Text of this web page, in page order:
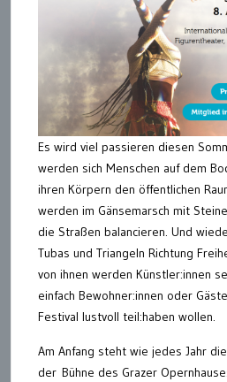
Es wird viel passieren diesen
werden sich Menschen auf dem
ihren Körpern den öffentlichen
werden im Gänsemarsch mit
die Straßen balancieren. Und
Tubas und Triangeln Richtung
von ihnen werden Künstler:innen
einfach Bewohner:innen oder
Festival lustvoll teil:haben wollen.
Am Anfang steht wie jedes Jahr
der Bühne des Grazer